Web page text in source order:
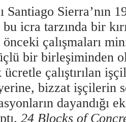
Santiago Sierra’nın
icra tarzında bir
önceki çalışmaları
bir birleşiminden
çalıştırılan
bizzat işçilerin
dayandığı
24 Blocks of